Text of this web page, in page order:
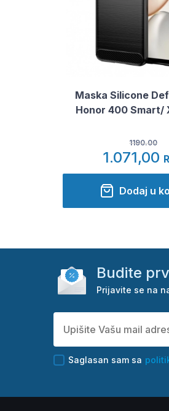
Maska Silicone
Honor 400 Smart/
1190.00
1.071,00
Dodaj u
Budite
Prijavite se na
Saglasan sam sa